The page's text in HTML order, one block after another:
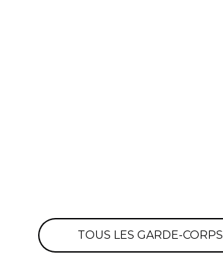
TOUS LES GARDE-CORPS